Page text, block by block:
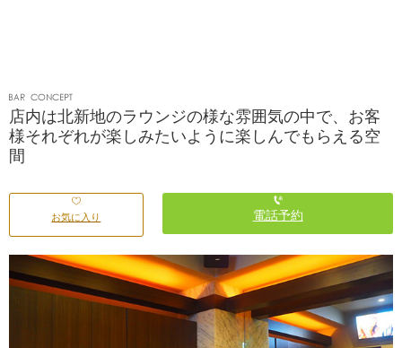
店内は北新地のラウンジの様な雰囲気の中で、お客
様それぞれが楽しみたいように楽しんでもらえる空
間
お気に入り 電話予約